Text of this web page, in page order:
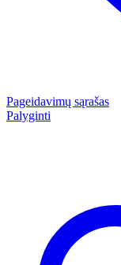
Pageidavimų sąrašas
Palyginti